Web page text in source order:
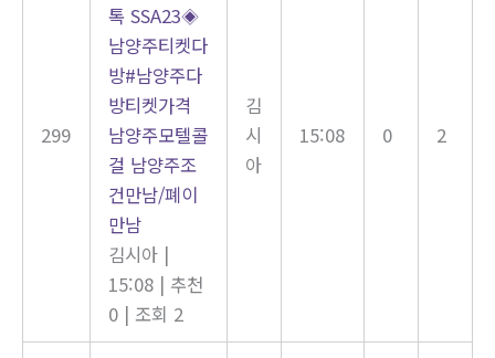
299
톡 SSA23◈
남양주티켓다
방#남양주다
방티켓가격
남양주모텔콜
걸 남양주조
건만남/폐이
만남
김시아 |
15:08 | 추천
0 | 조회 2
김
시
아
15:08 0 2